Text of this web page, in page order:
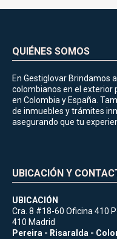
QUIÉNES SOMOS
En Gestiglovar Brindamos
colombianos en el exterior
en Colombia y España.
de inmuebles y trámites
asegurando que tu
UBICACIÓN Y
UBICACIÓN
Cra. 8 #18-60 Oficina 410
410 Madrid
Pereira - Risaralda -